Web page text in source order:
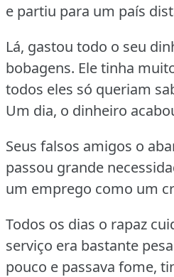
e partiu para um país
Lá, gastou todo o seu
bobagens. Ele tinha
todos eles só queriam
Um dia, o dinheiro
Seus falsos amigos o
passou grande
um emprego como um
Todos os dias o rapaz
serviço era bastante
pouco e passava fome,